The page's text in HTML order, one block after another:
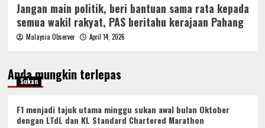
Jangan main politik, beri bantuan sama rata kepada
semua wakil rakyat, PAS beritahu kerajaan Pahang
Malaysia Observer April 14, 2026
Anda mungkin terlepas
Sukan
F1 menjadi tajuk utama minggu sukan awal bulan Oktober
dengan LTdL dan KL Standard Chartered Marathon